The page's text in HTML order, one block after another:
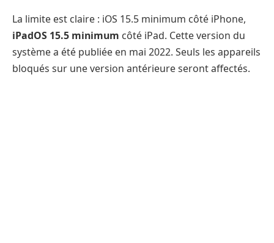
La limite est claire : iOS 15.5 minimum côté iPhone,
iPadOS 15.5 minimum côté iPad. Cette version du
système a été publiée en mai 2022. Seuls les appareils
bloqués sur une version antérieure seront affectés.